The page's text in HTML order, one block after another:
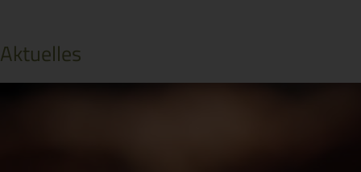
Aktuelles